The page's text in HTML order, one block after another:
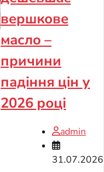
вершкове
масло –
причини
падіння цін у
2026 році
admin
31.07.2026